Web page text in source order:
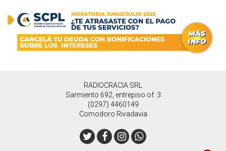
RADIOCRACIA SRL
Sarmiento 692, entrepiso of. 3
(0297) 4460149
Comodoro Rivadavia